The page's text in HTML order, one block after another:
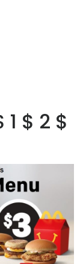
$ 2 $